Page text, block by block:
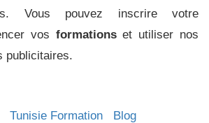
Vous pouvez inscrire votre
vos formationset utiliser nos
publicitaires.
Tunisie Formation Blog